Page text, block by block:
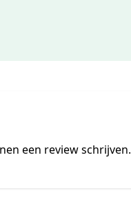
een review schrijven.